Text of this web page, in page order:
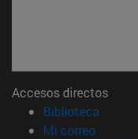
Accesos directos
Biblioteca
Mi correo(abre